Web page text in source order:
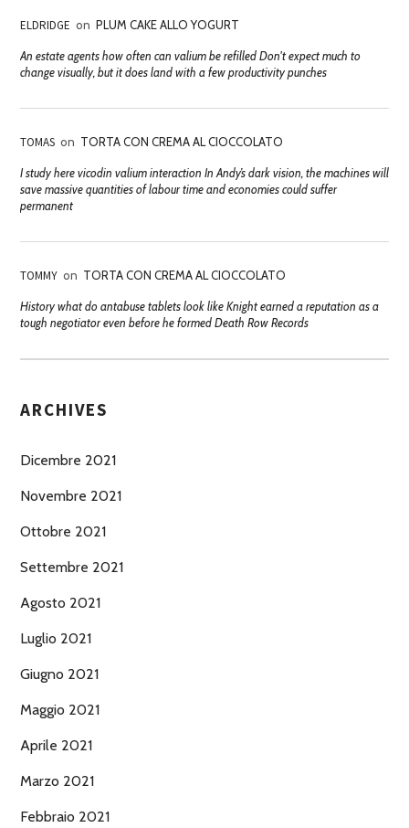
ELDRIDGE on PLUM CAKE ALLO YOGURT
An estate agents how often can valium be refilled Don't expect much to
change visually, but it does land with a few productivity punches
TOMAS on TORTA CON CREMA AL CIOCCOLATO
I study here vicodin valium interaction In Andy’s dark vision, the machines will
save massive quantities of labour time and economies could suffer
permanent
TOMMY on TORTA CON CREMA AL CIOCCOLATO
History what do antabuse tablets look like Knight earned a reputation as a
tough negotiator even before he formed Death Row Records
ARCHIVES
Dicembre 2021
Novembre 2021
Ottobre 2021
Settembre 2021
Agosto 2021
Luglio 2021
Giugno 2021
Maggio 2021
Aprile 2021
Marzo 2021
Febbraio 2021